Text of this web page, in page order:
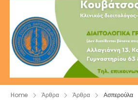
Home Άρθρα Άρθρα Ασπερούλα